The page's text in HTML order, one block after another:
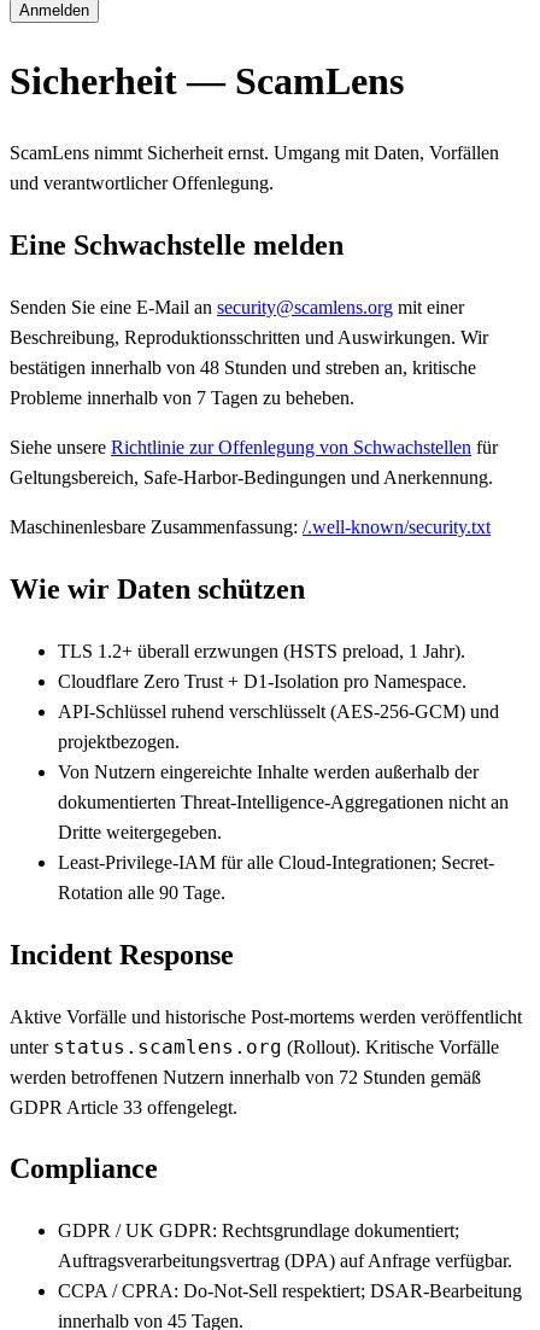
Anmelden
Sicherheit — ScamLens
ScamLens nimmt Sicherheit ernst. Umgang mit Daten, Vorfällen
und verantwortlicher Offenlegung.
Eine Schwachstelle melden
Senden Sie eine E-Mail an security@scamlens.org mit einer
Beschreibung, Reproduktionsschritten und Auswirkungen. Wir
bestätigen innerhalb von 48 Stunden und streben an, kritische
Probleme innerhalb von 7 Tagen zu beheben.
Siehe unsere Richtlinie zur Offenlegung von Schwachstellen für
Geltungsbereich, Safe-Harbor-Bedingungen und Anerkennung.
Maschinenlesbare Zusammenfassung: /.well-known/security.txt
Wie wir Daten schützen
TLS 1.2+ überall erzwungen (HSTS preload, 1 Jahr).
Cloudflare Zero Trust + D1-Isolation pro Namespace.
API-Schlüssel ruhend verschlüsselt (AES-256-GCM) und
projektbezogen.
Von Nutzern eingereichte Inhalte werden außerhalb der
dokumentierten Threat-Intelligence-Aggregationen nicht an
Dritte weitergegeben.
Least-Privilege-IAM für alle Cloud-Integrationen; Secret-
Rotation alle 90 Tage.
Incident Response
Aktive Vorfälle und historische Post-mortems werden veröffentlicht
unter status.scamlens.org (Rollout). Kritische Vorfälle
werden betroffenen Nutzern innerhalb von 72 Stunden gemäß
GDPR Article 33 offengelegt.
Compliance
GDPR / UK GDPR: Rechtsgrundlage dokumentiert;
Auftragsverarbeitungsvertrag (DPA) auf Anfrage verfügbar.
CCPA / CPRA: Do-Not-Sell respektiert; DSAR-Bearbeitung
innerhalb von 45 Tagen.